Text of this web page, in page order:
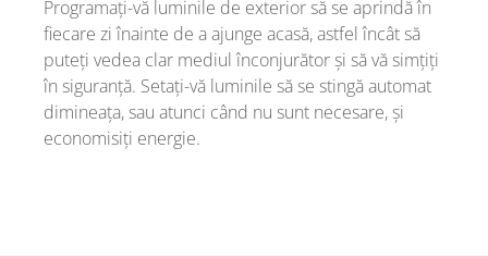
Programați-vă luminile de exterior să se aprindă în
fiecare zi înainte de a ajunge acasă, astfel încât să
puteți vedea clar mediul înconjurător și să vă simțiți
în siguranță. Setați-vă luminile să se stingă automat
dimineața, sau atunci când nu sunt necesare, și
economisiți energie.